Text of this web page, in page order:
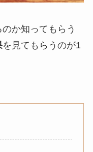
か知ってもらう
を見てもらうのが1